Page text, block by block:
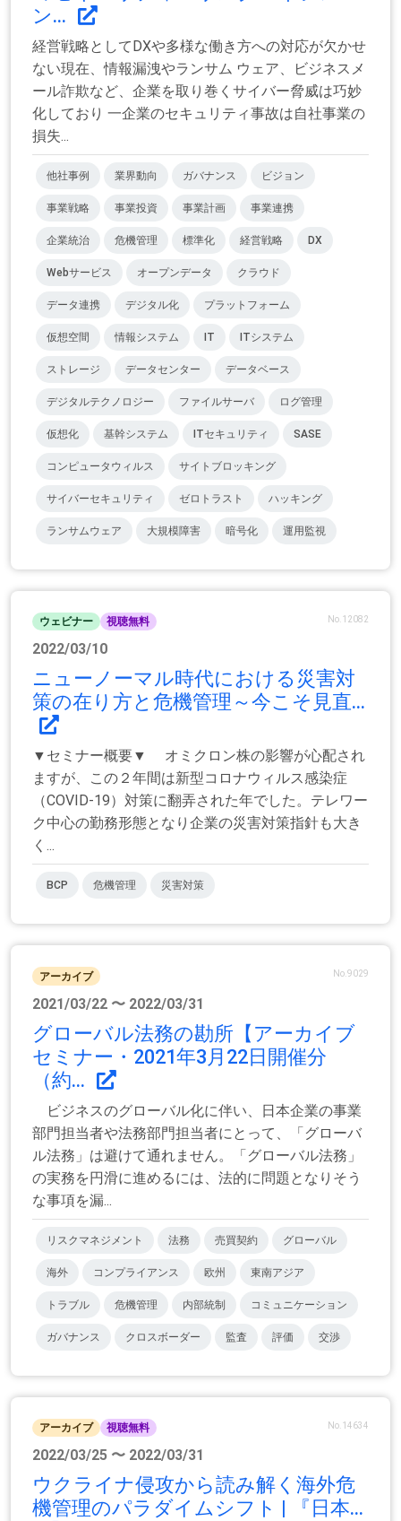
ン...
経営戦略としてDXや多様な働き方への対応が欠かせ
ない現在、情報漏洩やランサム ウェア、ビジネスメ
ール詐欺など、企業を取り巻くサイバー脅威は巧妙
化しており 一企業のセキュリティ事故は自社事業の
損失...
他社事例 業界動向 ガバナンス ビジョン
事業戦略 事業投資 事業計画 事業連携
企業統治 危機管理 標準化 経営戦略 DX
Webサービス オープンデータ クラウド
データ連携 デジタル化 プラットフォーム
仮想空間 情報システム IT ITシステム
ストレージ データセンター データベース
デジタルテクノロジー ファイルサーバ ログ管理
仮想化 基幹システム ITセキュリティ SASE
コンピュータウィルス サイトブロッキング
サイバーセキュリティ ゼロトラスト ハッキング
ランサムウェア 大規模障害 暗号化 運用監視
ウェビナー 視聴無料 No.12082
2022/03/10
ニューノーマル時代における災害対
策の在り方と危機管理～今こそ見直...
▼セミナー概要▼ オミクロン株の影響が心配され
ますが、この２年間は新型コロナウィルス感染症
（COVID-19）対策に翻弄された年でした。テレワー
ク中心の勤務形態となり企業の災害対策指針も大き
く...
BCP 危機管理 災害対策
アーカイブ No.9029
2021/03/22 〜 2022/03/31
グローバル法務の勘所【アーカイブ
セミナー・2021年3月22日開催分
（約...
ビジネスのグローバル化に伴い、日本企業の事業
部門担当者や法務部門担当者にとって、「グローバ
ル法務」は避けて通れません。「グローバル法務」
の実務を円滑に進めるには、法的に問題となりそう
な事項を漏...
リスクマネジメント 法務 売買契約 グローバル
海外 コンプライアンス 欧州 東南アジア
トラブル 危機管理 内部統制 コミュニケーション
ガバナンス クロスボーダー 監査 評価 交渉
アーカイブ 視聴無料 No.14634
2022/03/25 〜 2022/03/31
ウクライナ侵攻から読み解く海外危
機管理のパラダイムシフト | 『日本...